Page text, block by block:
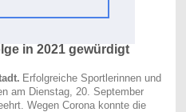
in 2021 gewürdigt
Erfolgreiche Sportlerinnen und
am Dienstag, 20. September
Wegen Corona konnte die